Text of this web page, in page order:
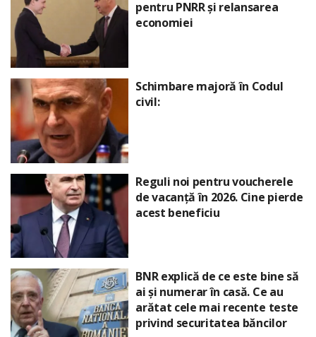
pentru PNRR și relansarea
economiei
Schimbare majoră în Codul
civil:
Reguli noi pentru voucherele
de vacanță în 2026. Cine pierde
acest beneficiu
BNR explică de ce este bine să
ai și numerar în casă. Ce au
arătat cele mai recente teste
privind securitatea băncilor